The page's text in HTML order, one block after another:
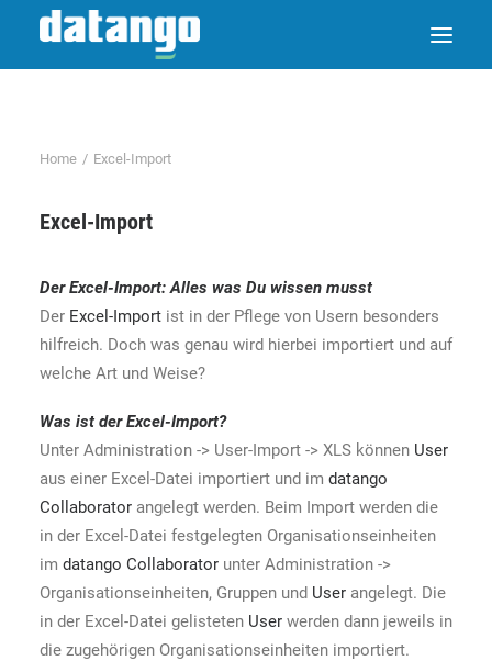
Home Excel-Import
Excel-Import
DerExcel-Import: Alles was Du wissen musst
Der Excel-Import ist in der Pflege von Usern besonders
hilfreich. Doch was genau wird hierbei importiert und auf
welche Art und Weise?
Was ist derExcel-Import?
Unter Administration -> User-Import -> XLS können User
aus einer Excel-Datei importiert und im datango
Collaborator angelegt werden. Beim Import werden die
in der Excel-Datei festgelegten Organisationseinheiten
im datango Collaborator unter Administration ->
Organisationseinheiten, Gruppen und User angelegt. Die
in der Excel-Datei gelisteten User werden dann jeweils in
die zugehörigen Organisationseinheiten importiert.